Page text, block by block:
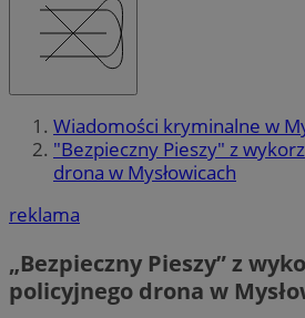
Wiadomości kryminalne w
"Bezpieczny Pieszy" z
drona w Mysłowicach
reklama
„Bezpieczny Pieszy” z
policyjnego drona w